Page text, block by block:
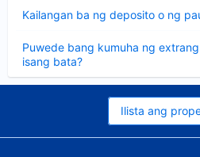
Kailangan ba ng deposito o ng
ang
Puwede bang kumuha ng
isang bata?
ang
sagot
Ilista ang